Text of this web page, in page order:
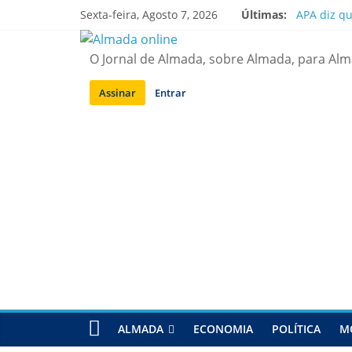
Sexta-feira, Agosto 7, 2026 Últimas:
APA diz
Ponte
Situação
O Jornal de Almada, sobre Almada, para
Assinar Entrar
ALMADA ECONOMIA POLÍTICA